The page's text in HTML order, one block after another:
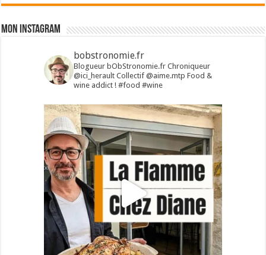
Mon Instagram
bobstronomie.fr
Blogueur bObStronomie.fr Chroniqueur
@ici_heraultCollectif @aime.mtp Food &
wine addict !#food #wine